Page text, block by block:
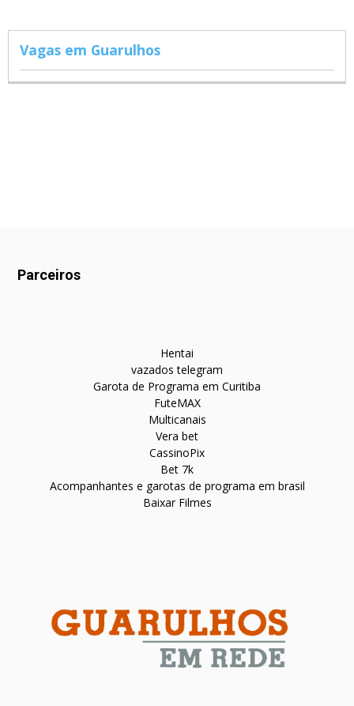
Vagas em Guarulhos
Parceiros
Hentai
vazados telegram
Garota de Programa em Curitiba
FuteMAX
Multicanais
Vera bet
CassinoPix
Bet 7k
Acompanhantes e garotas de programa em brasil
Baixar Filmes